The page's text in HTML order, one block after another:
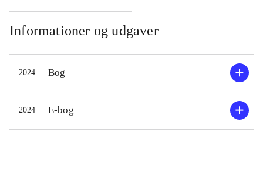
Informationer og udgaver
2024 Bog
2024 E-bog